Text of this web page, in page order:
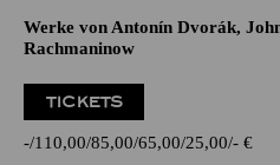
Werke von Antonín Dvorák,
Rachmaninow
TICKETS
- 110,00 85,00 65,00 25,00 - €